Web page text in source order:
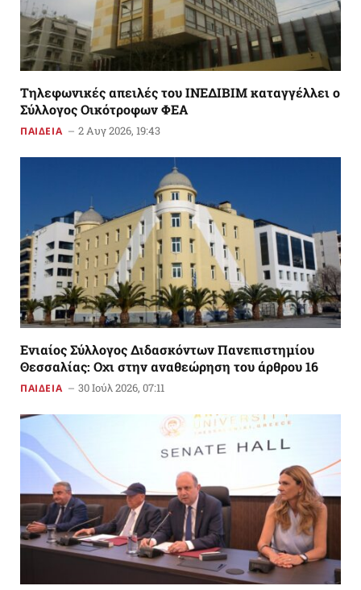
Tηλεφωνικές απειλές του ΙΝΕΔΙΒΙΜ καταγγέλλει ο
Σύλλογος Οικότροφων ΦΕΑ
ΠΑΙΔΕΙΑ 2 Αυγ 2026, 19:43
Ενιαίος Σύλλογος Διδασκόντων Πανεπιστημίου
Θεσσαλίας: Οχι στην αναθεώρηση του άρθρου 16
ΠΑΙΔΕΙΑ 30 Ιούλ 2026, 07:11